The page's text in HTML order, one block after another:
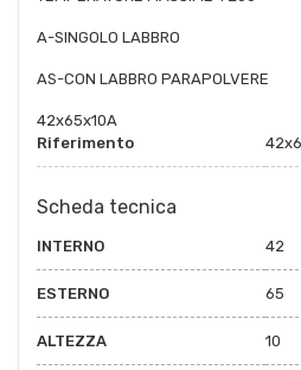
A-SINGOLO LABBRO
AS-CON LABBRO PARAPOLVERE
42x65x10A
Riferimento
Scheda tecnica
INTERNO 42
ESTERNO 65
ALTEZZA 10